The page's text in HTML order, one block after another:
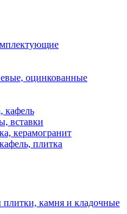
оцинкованные
кафель
вставки
керамогранит
плитка
плитки, камня и кладочные